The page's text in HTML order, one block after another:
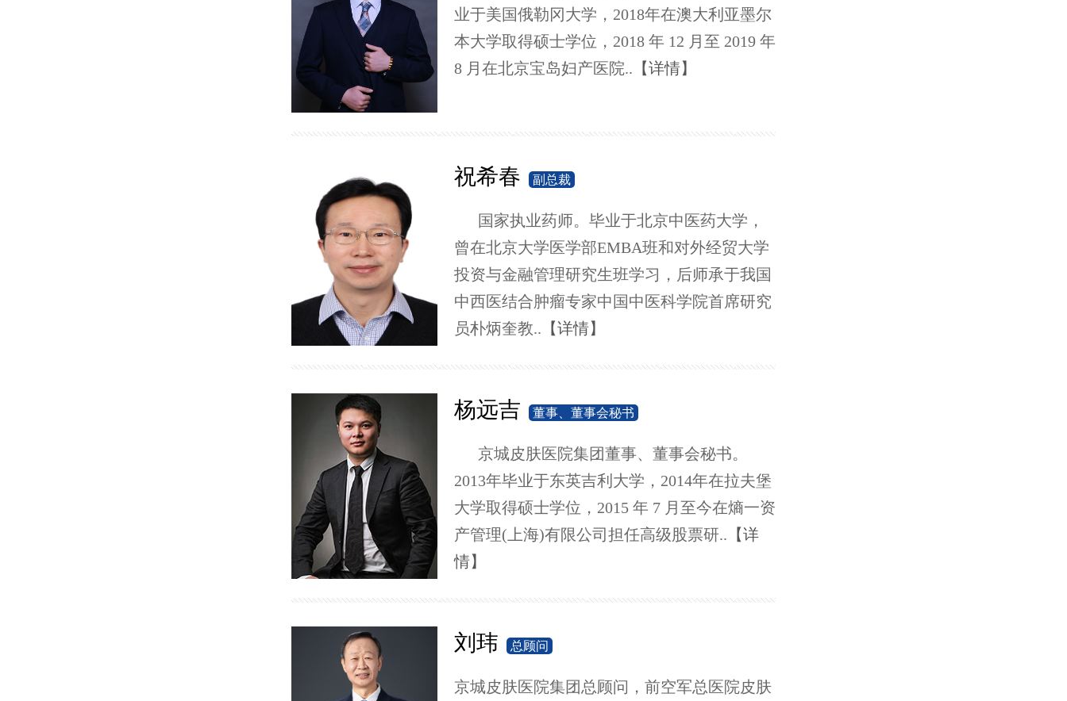
业于美国俄勒冈大学，2018年在澳大利亚墨尔
本大学取得硕士学位，2018 年 12 月至 2019 年
8 月在北京宝岛妇产医院.. 【详情】
祝希春 副总裁
国家执业药师。毕业于北京中医药大学，
曾在北京大学医学部EMBA班和对外经贸大学
投资与金融管理研究生班学习，后师承于我国
中西医结合肿瘤专家中国中医科学院首席研究
员朴炳奎教.. 【详情】
杨远吉 董事、董事会秘书
京城皮肤医院集团董事、董事会秘书。
2013年毕业于东英吉利大学，2014年在拉夫堡
大学取得硕士学位，2015 年 7 月至今在熵一资
产管理(上海)有限公司担任高级股票研.. 【详
情】
刘玮 总顾问
京城皮肤医院集团总顾问，前空军总医院皮肤